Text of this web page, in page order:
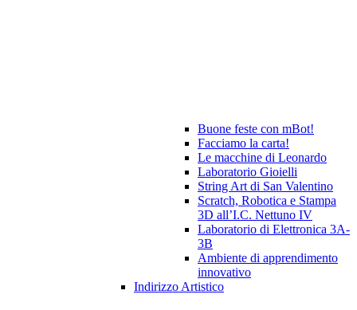
Buone feste con mBot!
Facciamo la carta!
Le macchine di Leonardo
Laboratorio Gioielli
String Art di San Valentino
Scratch, Robotica e Stampa
3D all’I.C. Nettuno IV
Laboratorio di Elettronica 3A-
3B
Ambiente di apprendimento
innovativo
Indirizzo Artistico